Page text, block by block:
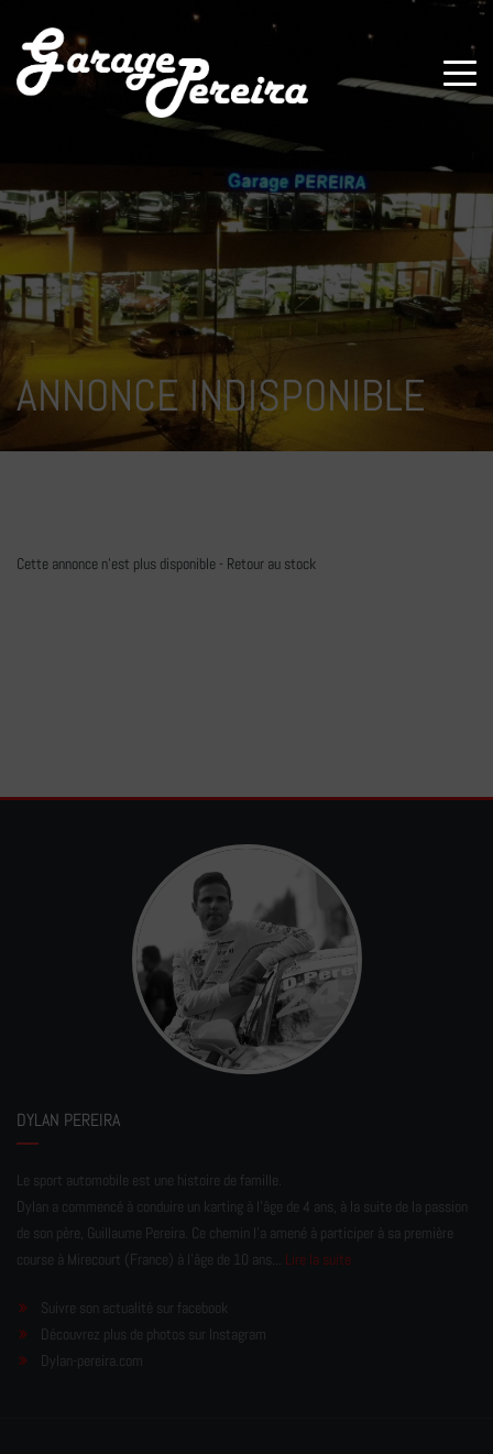
ANNONCE INDISPONIBLE
Cette annonce n'est plus disponible - Retour au stock
DYLAN PEREIRA
Le sport automobile est une histoire de famille.
Dylan a commencé à conduire un karting à l’âge de 4 ans, à la suite de la passion
de son père, Guillaume Pereira. Ce chemin l'a amené à participer à sa première
course à Mirecourt (France) à l'âge de 10 ans... Lire la suite
Suivre son actualité sur facebook
Découvrez plus de photos sur Instagram
Dylan-pereira.com
Paramètres avancés des cookies